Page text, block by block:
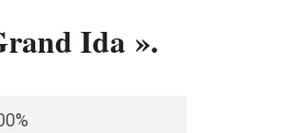
Ida ».